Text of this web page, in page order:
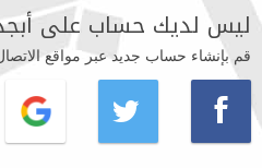
ليس لديك حساب على
قم بإنشاء حساب جديد عبر مواقع الاتصال